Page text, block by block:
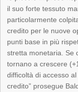
il suo forte tessuto
particolarmente
credito per le nuove
punti base in più
stretta monetaria. Se
tornano a crescere
difficoltà di accesso
credito” prosegue